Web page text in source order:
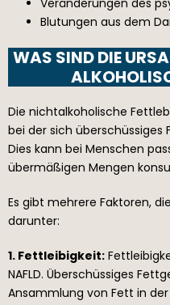
Blutungen aus dem
WAS SIND DIE
Die nichtalkoholische
bei der sich überschüssiges
Dies kann bei Menschen
übermäßigen Mengen
Es gibt mehrere Faktoren,
darunter:
1. Fettleibigkeit:
NAFLD. Überschüssiges
Ansammlung von Fett in